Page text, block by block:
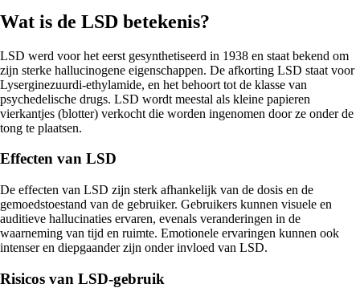
Wat is de LSD betekenis?
LSD werd voor het eerst gesynthetiseerd in 1938 en staat bekend om
zijn sterke hallucinogene eigenschappen. De afkorting LSD staat voor
Lyserginezuurdi-ethylamide, en het behoort tot de klasse van
psychedelische drugs. LSD wordt meestal als kleine papieren
vierkantjes (blotter) verkocht die worden ingenomen door ze onder de
tong te plaatsen.
Effecten van LSD
De effecten van LSD zijn sterk afhankelijk van de dosis en de
gemoedstoestand van de gebruiker. Gebruikers kunnen visuele en
auditieve hallucinaties ervaren, evenals veranderingen in de
waarneming van tijd en ruimte. Emotionele ervaringen kunnen ook
intenser en diepgaander zijn onder invloed van LSD.
Risicos van LSD-gebruik